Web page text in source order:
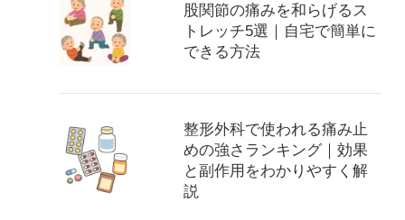
股関節の痛みを和らげるス
トレッチ5選｜自宅で簡単に
できる方法
整形外科で使われる痛み止
めの強さランキング｜効果
と副作用をわかりやすく解
説